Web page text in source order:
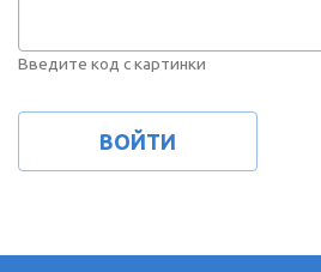
Введите код с картинки